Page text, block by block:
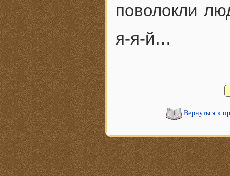
поволокли
я-я-й…
Вернуться к